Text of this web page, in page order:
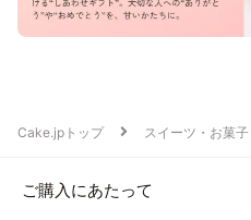
Cake.jpトップ スイーツ・お菓子
ご購入にあたって